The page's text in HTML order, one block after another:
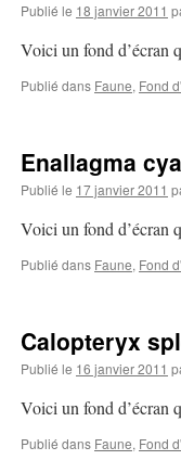
Publié le 18 janvier 2011
Voici un fond d’écran
Publié dans Faune, Fond
Enallagma
Publié le 17 janvier 2011
Voici un fond d’écran
Publié dans Faune, Fond
Calopteryx
Publié le 16 janvier 2011
Voici un fond d’écran
Publié dans Faune, Fond